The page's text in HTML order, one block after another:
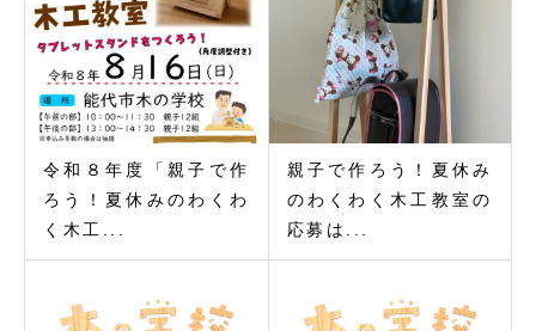
令和８年度「親子で作
ろう！夏休みのわくわ
く木工...
親子で作ろう！夏休み
のわくわく木工教室の
応募は...